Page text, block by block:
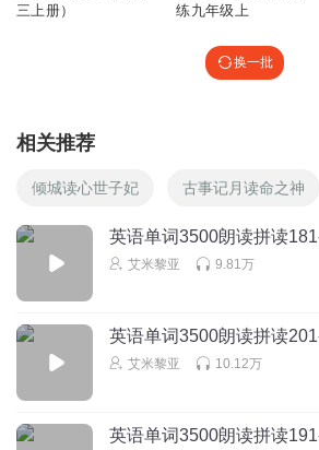
三上册）
练九年级上
换一批
相关推荐
倾城读心世子妃 古事记月读命之神
英语单词3500朗读拼读
艾米黎亚 9.81万
英语单词3500朗读拼读
艾米黎亚 10.12万
英语单词3500朗读拼读